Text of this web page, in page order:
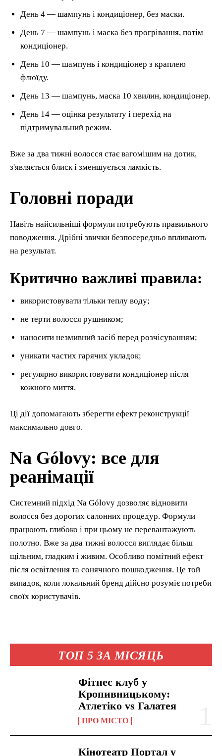
ТОП 5 ЗА МІСЯЦЬ
Фітнес клуб у
Кропивницькому:
Атлетіко vs Галатея
ПРО МІСТО
Кінотеатр Портал у
День 4 — шампунь і кондиціонер, без маски.
День 7 — шампунь і маска без прогрівання, потім
кондиціонер.
День 10 — шампунь і кондиціонер з краплею
флюїду.
День 13 — шампунь, маска 10 хвилин, кондиціонер.
День 14 — оцінка результату і перехід на
підтримувальний режим.
Вже за два тижні волосся стає вагомішим на дотик,
з'являється блиск і зменшується ламкість.
Головні поради
Навіть найсильніші формули потребують правильного
поводження. Дрібні звички безпосередньо впливають
на результат.
Критично важливі правила:
використовувати тільки теплу воду;
не терти волосся рушником;
наносити незмивний засіб перед розчісуванням;
уникати частих гарячих укладок;
регулярно використовувати кондиціонер після
кожного миття.
Ці дії допомагають зберегти ефект реконструкції
максимально довго.
Na Gólovy: все для
реанімації
Системний підхід Na Gólovy дозволяє відновити
волосся без дорогих салонних процедур. Формули
працюють глибоко і при цьому не перевантажують
полотно. Вже за два тижні волосся виглядає більш
щільним, гладким і живим. Особливо помітний ефект
після освітлення та сонячного пошкодження. Це той
випадок, коли локальний бренд дійсно розуміє потреби
своїх користувачів.